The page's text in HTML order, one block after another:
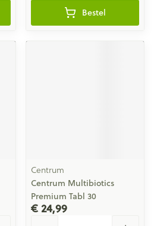
Bestel
Centrum
Centrum Multibiotics
Premium Tabl 30
€ 24,99